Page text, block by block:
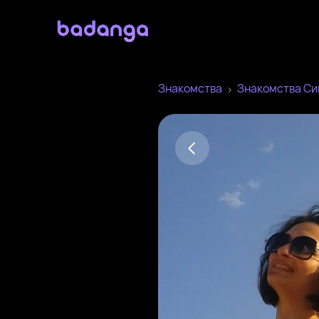
Знакомства Знакомства